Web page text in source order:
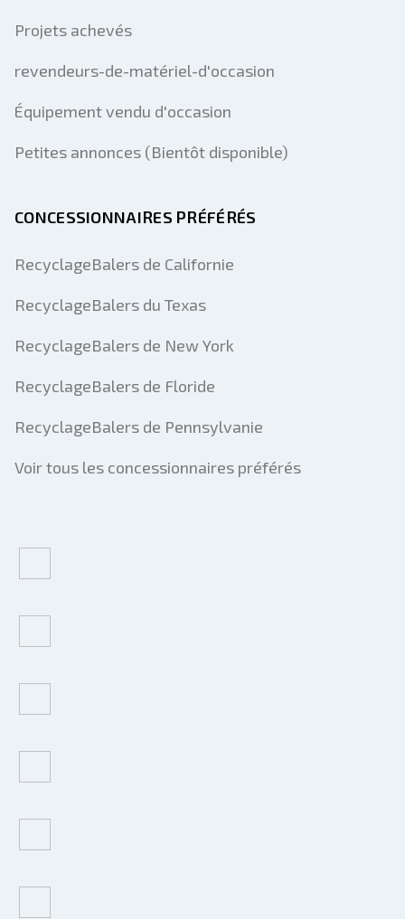
Projets achevés
revendeurs-de-matériel-d'occasion
Équipement vendu d'occasion
Petites annonces (Bientôt disponible)
CONCESSIONNAIRES PRÉFÉRÉS
RecyclageBalers de Californie
RecyclageBalers du Texas
RecyclageBalers de New York
RecyclageBalers de Floride
RecyclageBalers de Pennsylvanie
Voir tous les concessionnaires préférés